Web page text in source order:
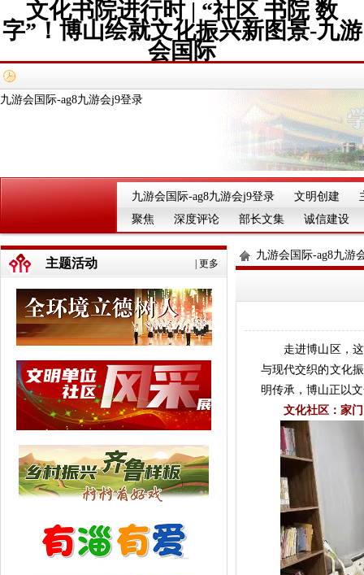
文化书院进行时 | “社区 书院 数
字”！博山绘就文化振兴新图景-九游
会国际
九游会国际-ag8九游会j9登录
九游会国际-ag8九游会j9登录 文明创建
聚焦
深度评论 部长文集 诚信建设
更多
主题活动
九游会国际-ag8九游
走进博山区，这
与现代交织的文化
明传承，博山正以
文化社区：家